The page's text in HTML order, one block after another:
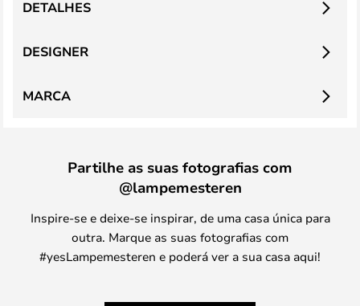
DETALHES
DESIGNER
MARCA
Partilhe as suas fotografias com
@lampemesteren
Inspire-se e deixe-se inspirar, de uma casa única para
outra. Marque as suas fotografias com
#yesLampemesteren e poderá ver a sua casa aqui!